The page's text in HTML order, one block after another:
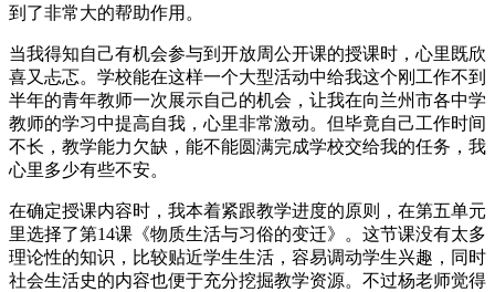
到了非常大的帮助作用。
当我得知自己有机会参与到开放周公开课的授课时，心里既欣
喜又忐忑。学校能在这样一个大型活动中给我这个刚工作不到
半年的青年教师一次展示自己的机会，让我在向兰州市各中学
教师的学习中提高自我，心里非常激动。但毕竟自己工作时间
不长，教学能力欠缺，能不能圆满完成学校交给我的任务，我
心里多少有些不安。
在确定授课内容时，我本着紧跟教学进度的原则，在第五单元
里选择了第14课《物质生活与习俗的变迁》。这节课没有太多
理论性的知识，比较贴近学生生活，容易调动学生兴趣，同时
社会生活史的内容也便于充分挖掘教学资源。不过杨老师觉得